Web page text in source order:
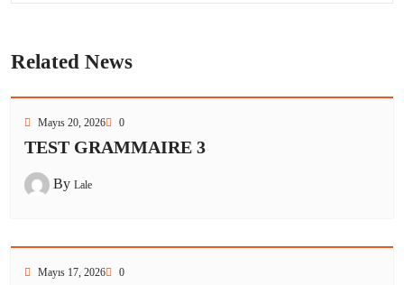
Related News
Mayıs 20, 2026 0
TEST GRAMMAIRE 3
By Lale
Mayıs 17, 2026 0